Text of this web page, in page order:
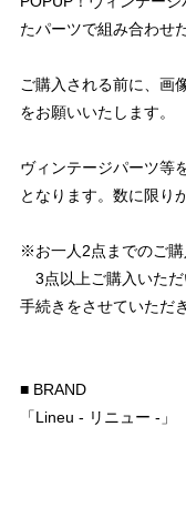
たパーツで組み合わせ
ご購入される前に、画
をお願いいたします。
ヴィンテージパーツ等
となります。数に限り
※お一人2点までのご購
3点以上ご購入いた
手続きをさせていただ
■ BRAND
「Lineu - リニュー -」